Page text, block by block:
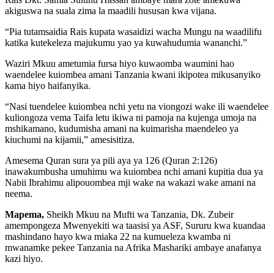
akiguswa na suala zima la maadili hususan kwa vijana.
“Pia tutamsaidia Rais kupata wasaidizi wacha Mungu na waadilifu
katika kutekeleza majukumu yao ya kuwahudumia wananchi.”
Waziri Mkuu ametumia fursa hiyo kuwaomba waumini hao
waendelee kuiombea amani Tanzania kwani ikipotea mikusanyiko
kama hiyo haifanyika.
“Nasi tuendelee kuiombea nchi yetu na viongozi wake ili waendelee
kuliongoza vema Taifa letu ikiwa ni pamoja na kujenga umoja na
mshikamano, kudumisha amani na kuimarisha maendeleo ya
kiuchumi na kijamii,” amesisitiza.
Amesema Quran sura ya pili aya ya 126 (Quran 2:126)
inawakumbusha umuhimu wa kuiombea nchi amani kupitia dua ya
Nabii Ibrahimu alipouombea mji wake na wakazi wake amani na
neema.
Mapema, Sheikh Mkuu na Mufti wa Tanzania, Dk. Zubeir
amempongeza Mwenyekiti wa taasisi ya ASF, Sururu kwa kuandaa
mashindano hayo kwa miaka 22 na kumueleza kwamba ni
mwanamke pekee Tanzania na Afrika Mashariki ambaye anafanya
kazi hiyo.